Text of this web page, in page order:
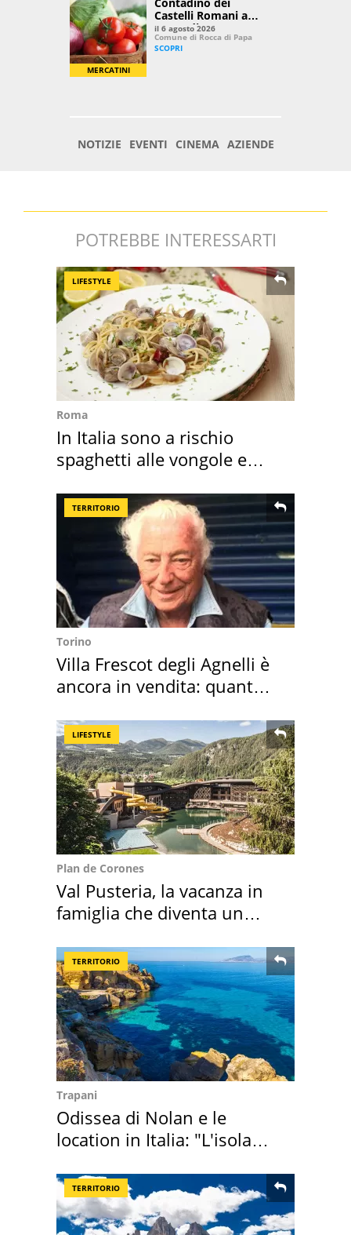
POTREBBE INTERESSARTI
LIFESTYLE
Roma
In Italia sono a rischio
spaghetti alle vongole e
TERRITORIO
Torino
Villa Frescot degli Agnelli è
ancora in vendita: quanto
LIFESTYLE
Plan de Corones
Val Pusteria, la vacanza in
famiglia che diventa un
TERRITORIO
Trapani
Odissea di Nolan e le
location in Italia: "L'isola
TERRITORIO